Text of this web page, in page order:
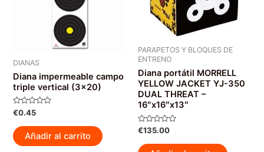
DIANAS
Diana impermeable campo
triple vertical (3×20)
Valorado
con
de
5
€0.45
Añadir al carrito
PARAPETOS Y BLOQUES DE
ENTRENO
Diana portátil MORRELL
YELLOW JACKET YJ-350
DUAL THREAT –
16″x16″x13″
Valorado
de
€135.00